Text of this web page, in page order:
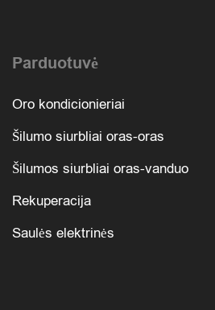
Parduotuvė
Oro kondicionieriai
Šilumo siurbliai oras-oras
Šilumos siurbliai oras-vanduo
Rekuperacija
Saulės elektrinės